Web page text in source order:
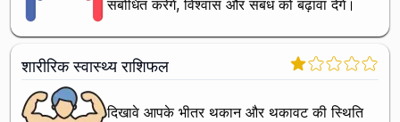
संबोधित करेंगे, विश्वास और संबंध को बढ़ावा देंगे।
शारीरिक स्वास्थ्य राशिफल
दिखावे आपके भीतर थकान और थकावट की स्थिति